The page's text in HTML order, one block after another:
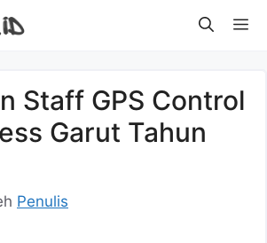
Staff GPS Control
Garut Tahun
Penulis